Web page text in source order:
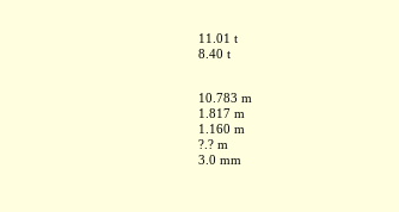
11.01 t
8.40 t
10.783 m
1.817 m
1.160 m
?.? m
3.0 mm